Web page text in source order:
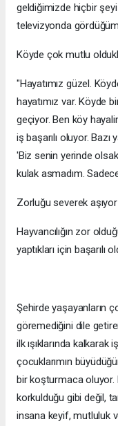
geldiğimizde hiçbir
televizyonda
Köyde çok mutlu
"Hayatımız güzel.
hayatımız var. Köyde
geçiyor. Ben köy
iş başarılı oluyor. Bazı
'Biz senin yerinde
kulak asmadım.
Zorluğu severek aşıyor
Hayvancılığın zor
yaptıkları için başarılı
Şehirde yaşayanların
göremediğini dile
ilk ışıklarında
çocuklarımın
bir koşturmaca oluyor.
korkulduğu gibi değil,
insana keyif, mutluluk